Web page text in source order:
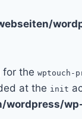
for the wptouch-
at the init
wordpress/